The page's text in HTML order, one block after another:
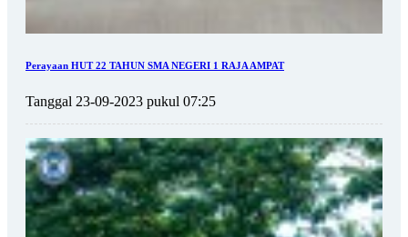
Perayaan HUT 22 TAHUN SMA NEGERI 1 RAJA AMPAT
Tanggal 23-09-2023 pukul 07:25